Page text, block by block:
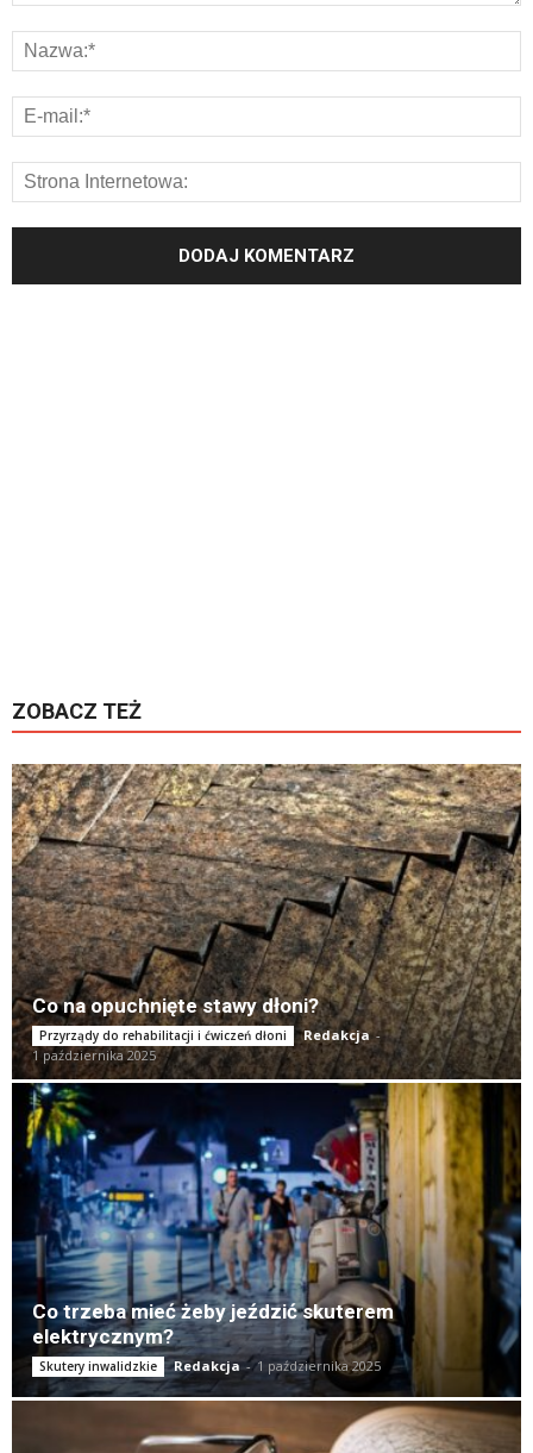
ZOBACZ TEŻ
Co na opuchnięte stawy dłoni?
Przyrządy do rehabilitacji i ćwiczeń dłoni Redakcja -
1 października 2025
Co trzeba mieć żeby jeździć skuterem
elektrycznym?
Skutery inwalidzkie Redakcja - 1 października 2025